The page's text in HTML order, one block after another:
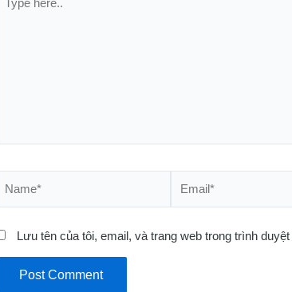
here..
Lưu tên của tôi, email, và trang web trong trình